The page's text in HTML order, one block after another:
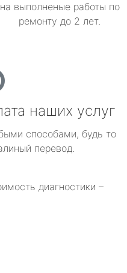
на выполненые работы по
ремонту до 2 лет.
наших услуг
способами, будь то
перевод.
диагностики –